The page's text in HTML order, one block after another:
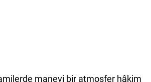
manevi bir atmosfer hâkim